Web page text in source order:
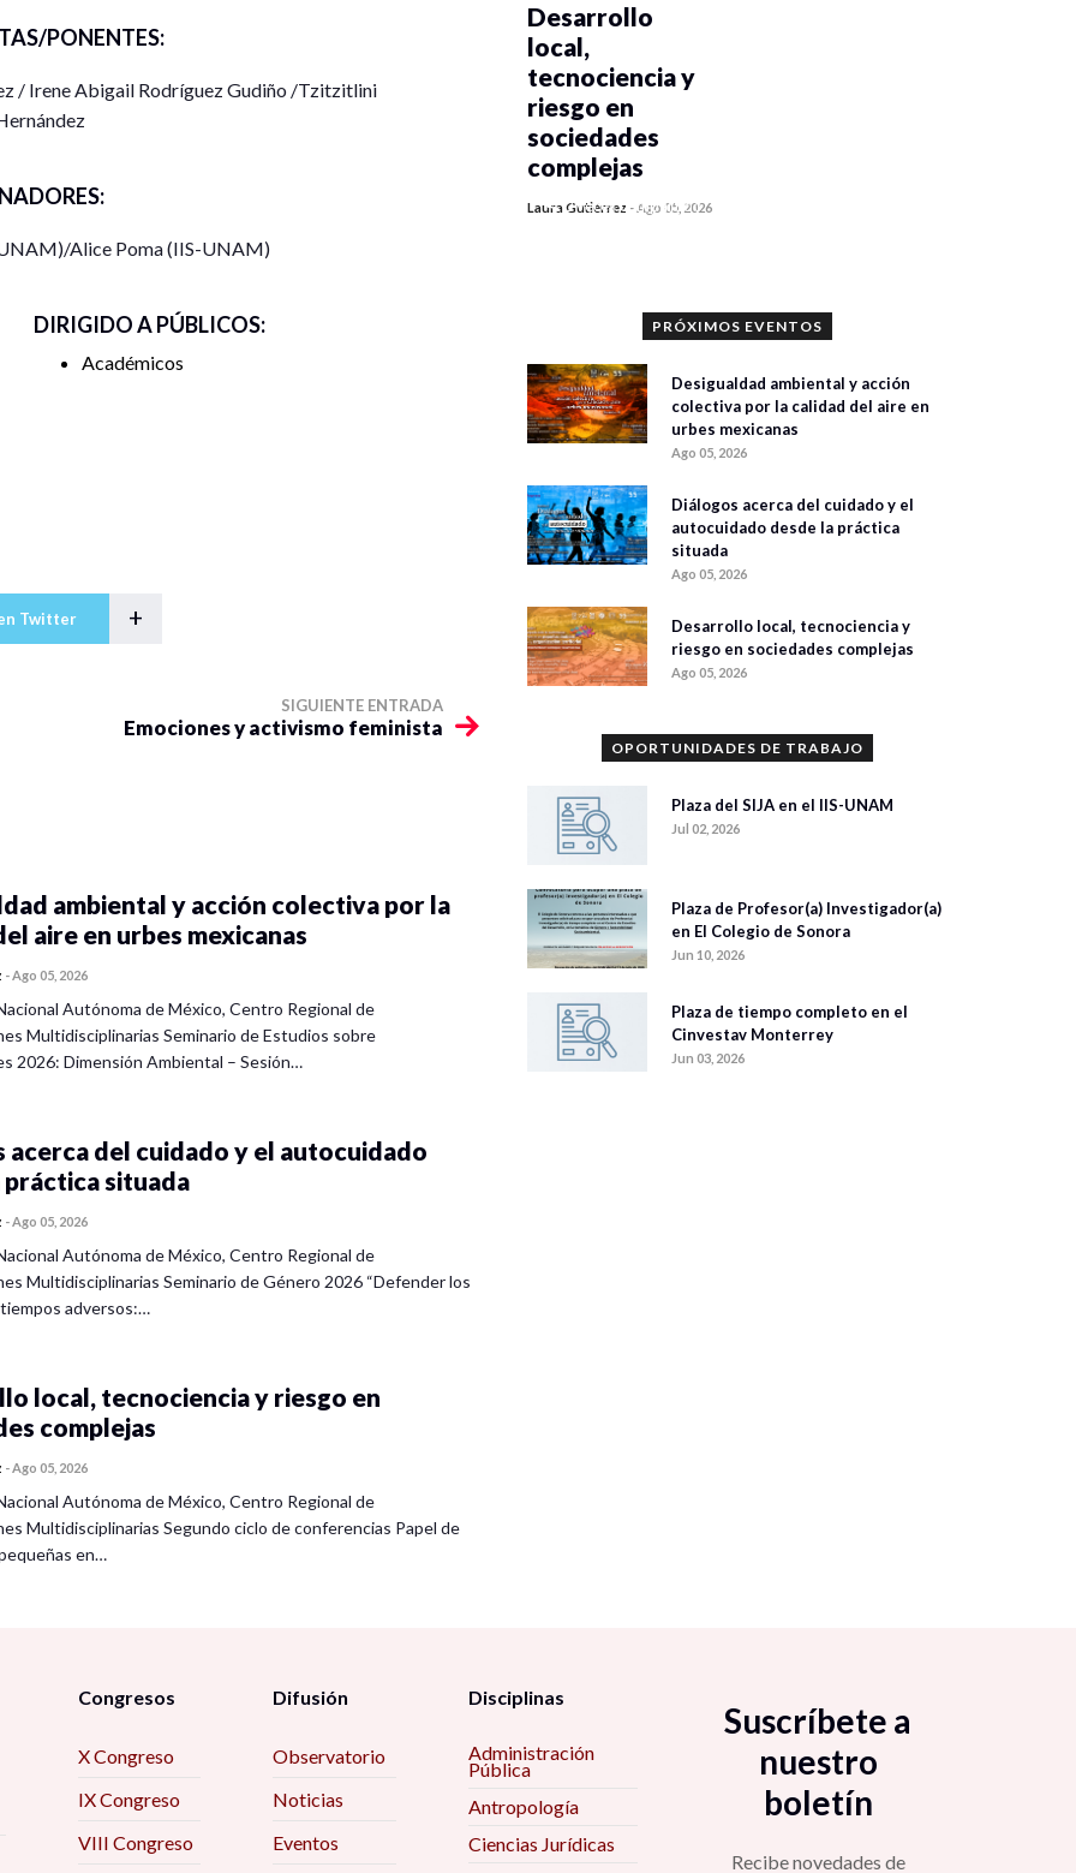
para la acción colectiva juvenil ante el
en la respuesta social a la emergencia
de Campaña
emociones en las materialidades
Risa, alegría y resistencia de las mujeres en la
constelación emocional en el activismo
en contextos sociales de alta violencia en
y las emociones subversivas en la construcción
del movimiento social antigénero peruano
y estrategias de movilización social: el
tornas”: la dimensión emocional de los
de movilización de l@s activistas antiespecistas
y el régimen de emociones. Un estudio de
de México
al lugar en la paradoja de la conservación y
naturales de Ciudad Universitaria, UNAM
y la represión, la dimensión emotiva de la
activistas en la Ciudad de México
resignificación emocional de las familias víctimas
La esperanza nunca muere.’ El papel de las
colectivos de búsqueda de personas
Guanajuato.
PONENTES:
/ Irene Abigail Rodríguez Gudiño /Tzitzitlini
Alice Poma (IIS-UNAM)
DIRIGIDO A PÚBLICOS:
Académicos
Twitter +
SIGUIENTE ENTRADA
Emociones y activismo feminista
ambiental y acción colectiva por la
aire en urbes mexicanas
-Ago 05, 2026
Autónoma de México, Centro Regional de
Multidisciplinarias Seminario de Estudios sobre
2026: Dimensión Ambiental – Sesión…
acerca del cuidado y el autocuidado
práctica situada
-Ago 05, 2026
Autónoma de México, Centro Regional de
Multidisciplinarias Seminario de Género 2026 “Defender los
adversos:…
local, tecnociencia y riesgo en
complejas
-Ago 05, 2026
Autónoma de México, Centro Regional de
Multidisciplinarias Segundo ciclo de conferencias Papel de
en…
0 veces compartido
Desarrollo
local,
tecnociencia y
riesgo en
sociedades
complejas
Laura Gutiérrez -Ago 05, 2026
PRÓXIMOS EVENTOS
Desigualdad ambiental y acción
colectiva por la calidad del aire en
urbes mexicanas
Ago 05, 2026
Diálogos acerca del cuidado y el
autocuidado desde la práctica
situada
Ago 05, 2026
Desarrollo local, tecnociencia y
riesgo en sociedades complejas
Ago 05, 2026
OPORTUNIDADES DE TRABAJO
Plaza del SIJA en el IIS-UNAM
Jul 02, 2026
Plaza de Profesor(a) Investigador(a)
en El Colegio de Sonora
Jun 10, 2026
Plaza de tiempo completo en el
Cinvestav Monterrey
Jun 03, 2026
Congresos
X Congreso
IX Congreso
VIII Congreso
Difusión
Observatorio
Noticias
Eventos
Disciplinas
Administración
Pública
Antropología
Ciencias Jurídicas
Suscríbete a
nuestro
boletín
Recibe novedades de